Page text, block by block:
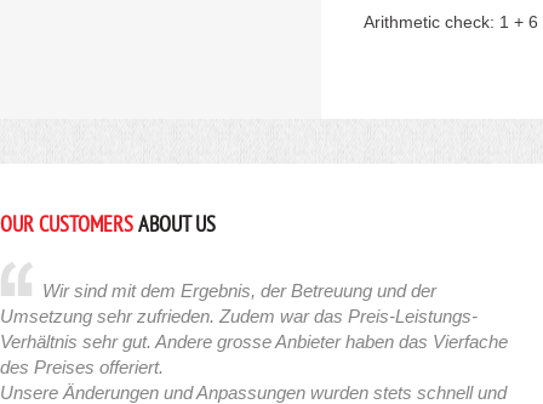
Arithmetic check: 1 + 6
OUR CUSTOMERSABOUT US
Wir sind mit dem Ergebnis, der Betreuung und der
Umsetzung sehr zufrieden. Zudem war das Preis-Leistungs-
Verhältnis sehr gut. Andere grosse Anbieter haben das Vierfache
des Preises offeriert.
Unsere Änderungen und Anpassungen wurden stets schnell und